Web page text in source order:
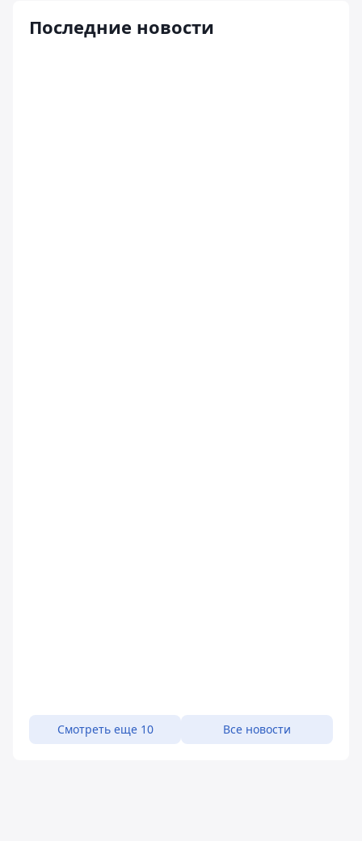
Последние новости
Смотреть еще 10 Все новости